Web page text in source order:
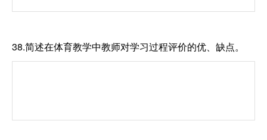
38.简述在体育教学中教师对学习过程评价的优、缺点。